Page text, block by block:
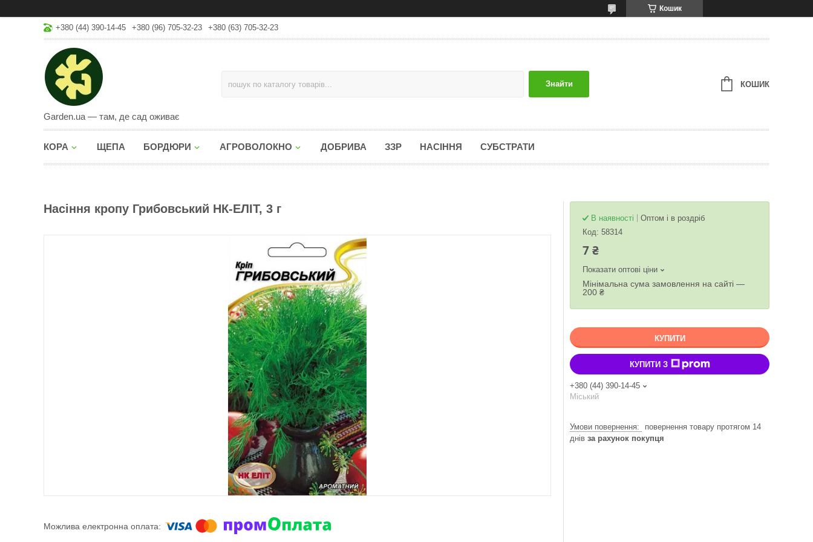
Кошик
+380 (44) 390-14-45 +380 (96) 705-32-23 +380 (63) 705-32-23
Garden.ua — там, де сад оживає
Знайти КОШИК
КОРА ЩЕПА БОРДЮРИ АГРОВОЛОКНО ДОБРИВА ЗЗР НАСІННЯ СУБСТРАТИ
Насіння кропу Грибовський НК-ЕЛІТ, 3 г
В наявності
Оптом і в роздріб
Код: 58314
7 ₴
Показати оптові ціни
Мінімальна сума замовлення на сайті —
200 ₴
КУПИТИ
КУПИТИ З
+380 (44) 390-14-45
Міський
повернення товару протягом 14
днів за рахунок покупця